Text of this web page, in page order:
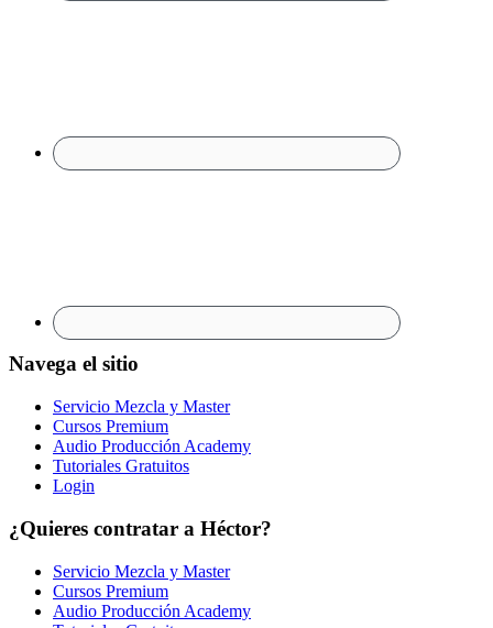
Navega el sitio
Servicio Mezcla y Master
Cursos Premium
Audio Producción Academy
Tutoriales Gratuitos
Login
¿Quieres contratar a Héctor?
Servicio Mezcla y Master
Cursos Premium
Audio Producción Academy